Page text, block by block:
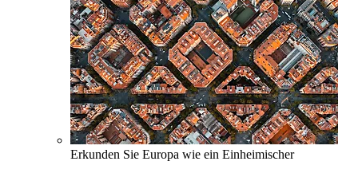
Erkunden Sie Europa wie ein Einheimischer